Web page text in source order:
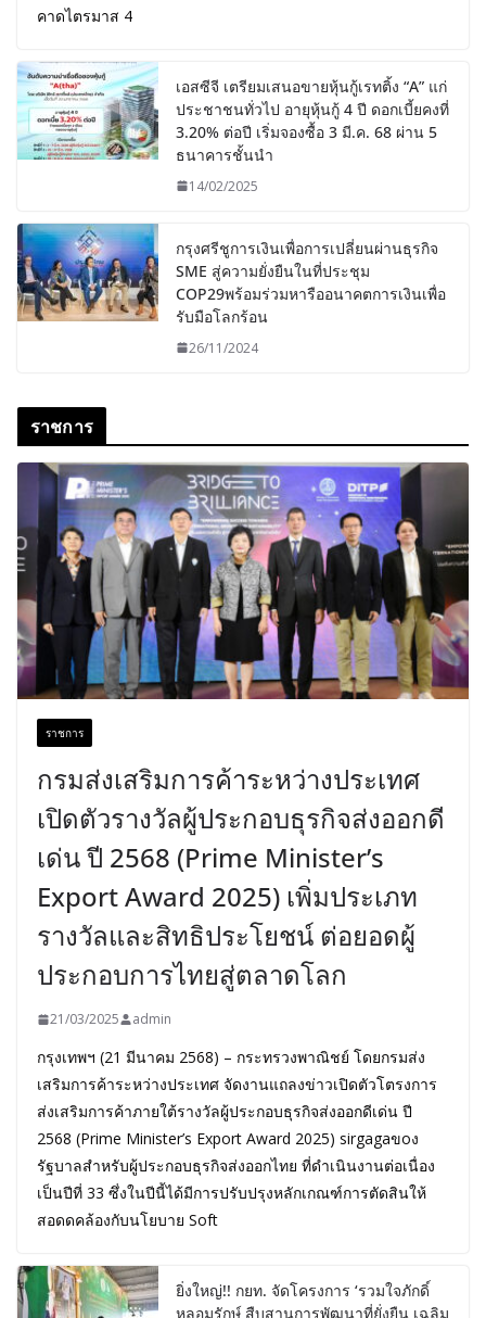
คาดไตรมาส 4
เอสซีจี เตรียมเสนอขายหุ้นกู้เรทติ้ง “A” แก่
ประชาชนทั่วไป อายุหุ้นกู้ 4 ปี ดอกเบี้ยคงที่
3.20% ต่อปี เริ่มจองซื้อ 3 มี.ค. 68 ผ่าน 5
ธนาคารชั้นนำ
14/02/2025
กรุงศรีชูการเงินเพื่อการเปลี่ยนผ่านธุรกิจ
SME สู่ความยั่งยืนในที่ประชุม
COP29พร้อมร่วมหารืออนาคตการเงินเพื่อ
รับมือโลกร้อน
26/11/2024
ราชการ
ราชการ
กรมส่งเสริมการค้าระหว่างประเทศ
เปิดตัวรางวัลผู้ประกอบธุรกิจส่งออกดี
เด่น ปี 2568 (Prime Minister’s
Export Award 2025) เพิ่มประเภท
รางวัลและสิทธิประโยชน์ ต่อยอดผู้
ประกอบการไทยสู่ตลาดโลก
21/03/2025 admin
กรุงเทพฯ (21 มีนาคม 2568) – กระทรวงพาณิชย์ โดยกรมส่ง
เสริมการค้าระหว่างประเทศ จัดงานแถลงข่าวเปิดตัวโตรงการ
ส่งเสริมการค้าภายใต้รางวัลผู้ประกอบธุรกิจส่งออกดีเด่น ปี
2568 (Prime Minister’s Export Award 2025) sirgagaขoง
รัฐบาลสำหรับผู้ประกอบธุรกิจส่งออกไทย ที่ดำเนินงานต่อเนื่อง
เป็นปีที่ 33 ซึ่งในปีนี้ได้มีการปรับปรุงหลักเกณฑ์การตัดสินให้
สอดดคล้องกับนโยบาย Soft
ยิ่งใหญ่!! กยท. จัดโครงการ ‘รวมใจภักดิ์
หลอมรักษ์ สืบสานการพัฒนาที่ยั่งยืน เฉลิม